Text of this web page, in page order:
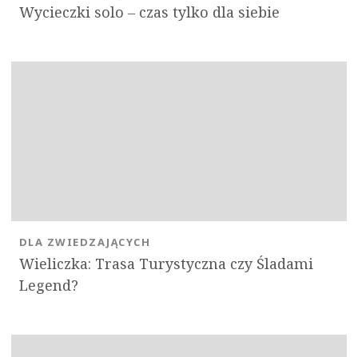
Wycieczki solo ‒ czas tylko dla siebie
Wieliczka: Trasa Turystyczna czy Śladami
Legend?
DLA ZWIEDZAJĄCYCH